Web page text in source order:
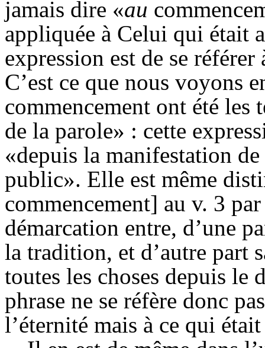
jamais dire «au
appliquée à Celui qui était
expression est de se
C’est ce que nous voyons
commencement ont été les
de la parole» : cette
«depuis la manifestation
public». Elle est même
commencement] au v. 3
démarcation entre, d’une
la tradition, et d’autre part
toutes les choses depuis le
phrase ne se réfère donc
l’éternité mais à ce qui